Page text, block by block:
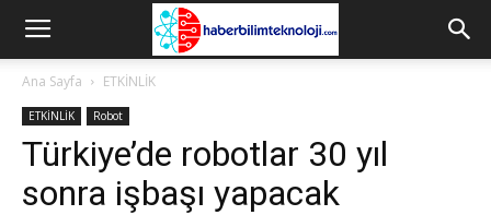
Ana Sayfa ETKİNLİK
ETKİNLİK Robot
Türkiye’de robotlar 30 yıl
sonra işbaşı yapacak